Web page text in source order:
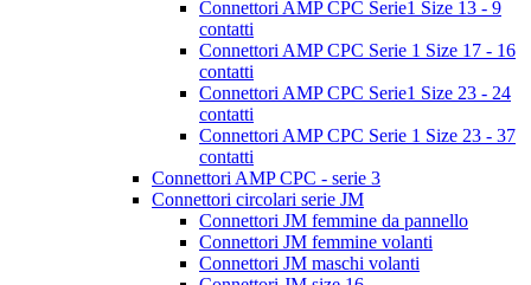
Connettori AMP CPC Serie1 Size 13 - 9
contatti
Connettori AMP CPC Serie 1 Size 17 - 16
contatti
Connettori AMP CPC Serie1 Size 23 - 24
contatti
Connettori AMP CPC Serie 1 Size 23 - 37
contatti
Connettori AMP CPC - serie 3
Connettori circolari serie JM
Connettori JM femmine da pannello
Connettori JM femmine volanti
Connettori JM maschi volanti